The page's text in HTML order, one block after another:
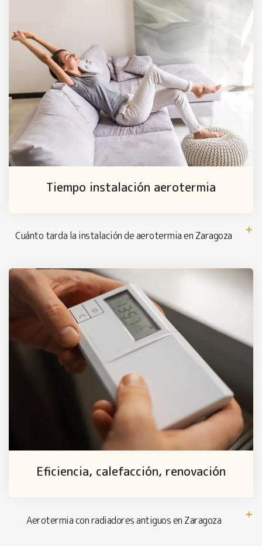
Tiempo instalación aerotermia
Cuánto tarda la instalación de aerotermia en Zaragoza
Eficiencia, calefacción, renovación
Aerotermia con radiadores antiguos en Zaragoza